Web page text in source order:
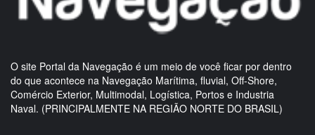
O site Portal da Navegação é um meio de você ficar por dentro
do que acontece na Navegação Marítima, fluvial, Off-Shore,
Comércio Exterior, Multimodal, Logística, Portos e Industria
Naval. (PRINCIPALMENTE NA REGIÃO NORTE DO BRASIL)